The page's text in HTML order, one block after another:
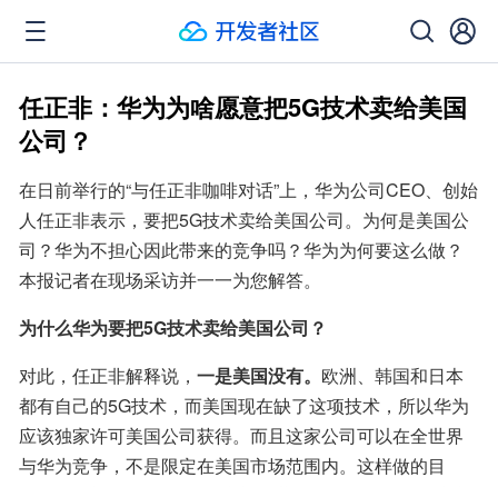
任正非：华为为啥愿意把5G技术卖给美国
公司？
在日前举行的“与任正非咖啡对话”上，华为公司CEO、创始
人任正非表示，要把5G技术卖给美国公司。为何是美国公
司？华为不担心因此带来的竞争吗？华为为何要这么做？
本报记者在现场采访并一一为您解答。
为什么华为要把5G技术卖给美国公司？
对此，任正非解释说， 一是美国没有。 欧洲、韩国和日本
都有自己的5G技术，而美国现在缺了这项技术，所以华为
应该独家许可美国公司获得。而且这家公司可以在全世界
与华为竞争，不是限定在美国市场范围内。这样做的目